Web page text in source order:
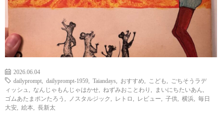
ln
合
2026.06.04
dailyprompt
dailyprompt-1959 Taiandays おすすめ こども
ごちそうラデ
ィッシュ
なんじゃもんじゃはかせ ねずみおことわり まいにちたいあん
ゴムあたまポンたろう
ノスタルジック レトロ レビュー 子供 横浜
毎日
大安
絵本 長新太